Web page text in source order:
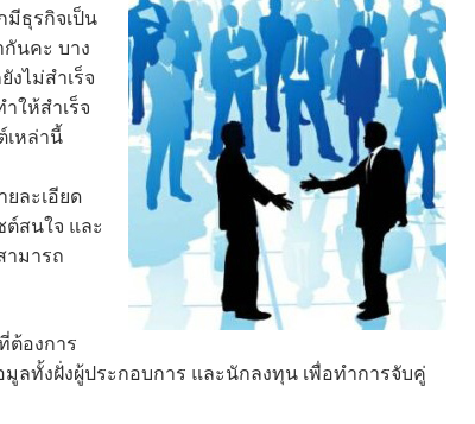
มีธุรกิจเป็น
กันคะ บาง
ไม่สำเร็จ
ให้สำเร็จ
เหล่านี้
ละเอียด
สนใจ และ
ามารถ
ต้องการ
ลทั้งฝั่งผู้ประกอบการ และนักลงทุน เพื่อทำการจับคู่